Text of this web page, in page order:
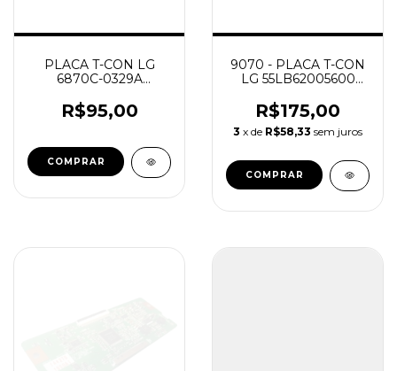
PLACA T-CON LG
6870C-0329A
R$95,00
9070 - PLACA T-CON
LG 55LB62005600
R$175,00
3 x de R$58,33 sem juros